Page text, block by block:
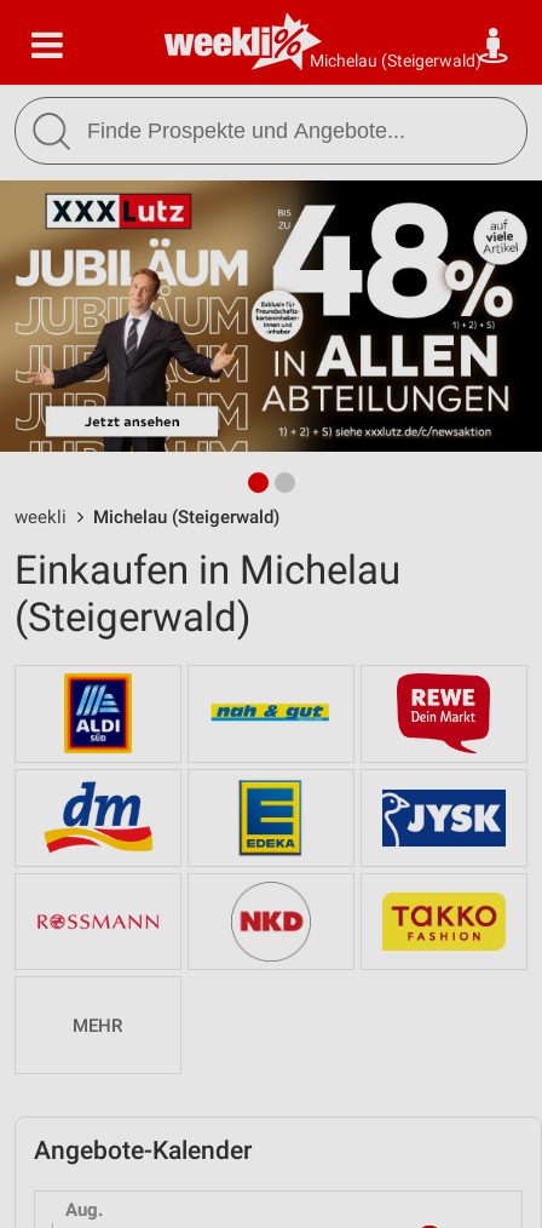
Michelau (Steigerwald)
weekli Michelau (Steigerwald)
Einkaufen in Michelau
(Steigerwald)
MEHR
Angebote-Kalender
Aug.